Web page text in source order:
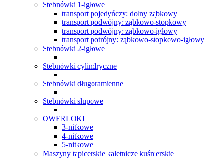
Stebnówki 1-igłowe
transport pojedyńczy: dolny ząbkowy
transport podwójny: ząbkowo-stopkowy
transport podwójny: ząbkowo-igłowy
transport potrójny: ząbkowo-stopkowo-igłowy
Stebnówki 2-igłowe
Stebnówki cylindryczne
Stebnówki długoramienne
Stebnówki słupowe
OWERLOKI
3-nitkowe
4-nitkowe
5-nitkowe
Maszyny tapicerskie kaletnicze kuśnierskie